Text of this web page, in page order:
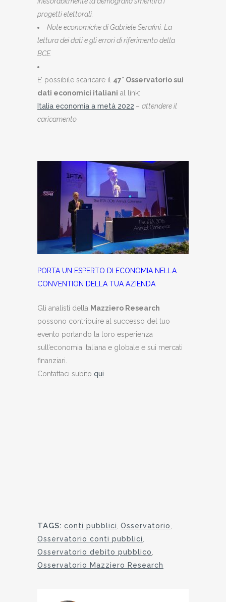
progetti elettorali.
Note economiche di Gabriele Serafini: La
lettura dei dati e gli errori di riferimento della
BCE.
E’ possibile scaricare il 47° Osservatorio sui
dati economici italiani al link:
Italia economia a metà 2022 – attendere il
caricamento
PORTA UN ESPERTO DI ECONOMIA NELLA
CONVENTION DELLA TUA AZIENDA
Gli analisti della Mazziero Research
possono contribuire al successo del tuo
evento portando la loro esperienza
sull’economia italiana e globale e sui mercati
finanziari.
Contattaci subito qui
TAGS: conti pubblici Osservatorio
Osservatorio conti pubblici
Osservatorio debito pubblico
Osservatorio Mazziero Research